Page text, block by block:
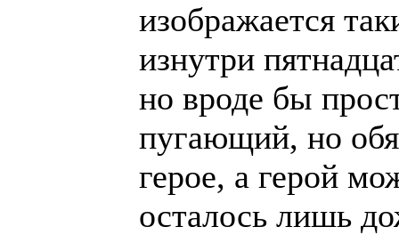
изображается
изнутри
но вроде бы
пугающий, но
герое, а герой
осталось лишь